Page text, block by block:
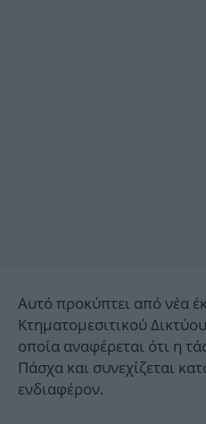
Αυτό προκύπτει από νέα
Κτηματομεσιτικού
οποία αναφέρεται ότι η
Πάσχα και συνεχίζεται
ενδιαφέρον.